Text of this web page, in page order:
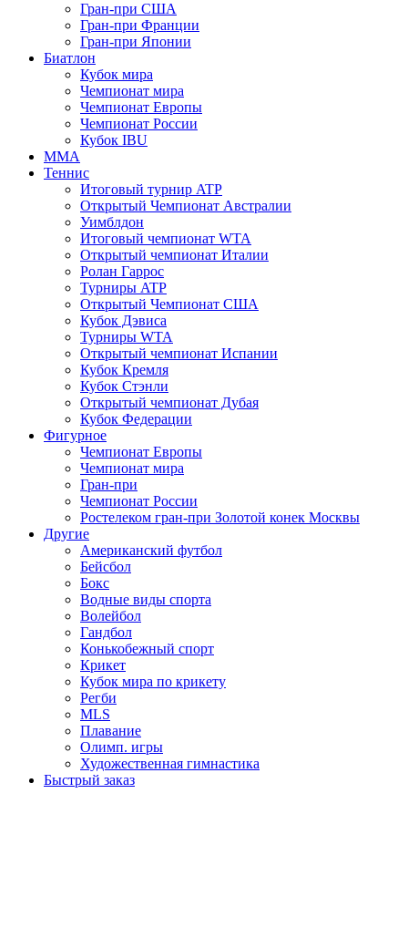
Гран-при США
Гран-при Франции
Гран-при Японии
Биатлон
Кубок мира
Чемпионат мира
Чемпионат Европы
Чемпионат России
Кубок IBU
MMA
Теннис
Итоговый турнир ATP
Открытый Чемпионат Австралии
Уимблдон
Итоговый чемпионат WTA
Открытый чемпионат Италии
Ролан Гаррос
Турниры ATP
Открытый Чемпионат США
Кубок Дэвиса
Турниры WTA
Открытый чемпионат Испании
Кубок Кремля
Кубок Стэнли
Открытый чемпионат Дубая
Кубок Федерации
Фигурное
Чемпионат Европы
Чемпионат мира
Гран-при
Чемпионат России
Ростелеком гран-при Золотой конек Москвы
Другие
Американский футбол
Бейсбол
Бокс
Водные виды спорта
Волейбол
Гандбол
Конькобежный спорт
Крикет
Кубок мира по крикету
Регби
MLS
Плавание
Олимп. игры
Художественная гимнастика
Быстрый заказ